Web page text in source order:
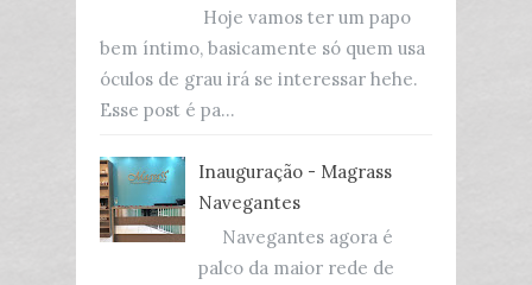
Hoje vamos ter um papo
bem íntimo, basicamente só quem usa
óculos de grau irá se interessar hehe.
Esse post é pa...
Inauguração - Magrass
Navegantes
Navegantes agora é
palco da maior rede de